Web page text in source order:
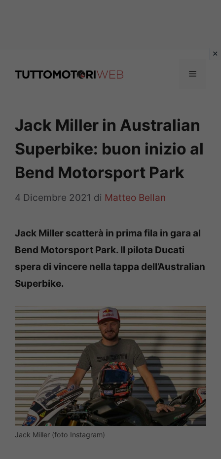
Menu
Jack Miller in Australian
Superbike: buon inizio al
Bend Motorsport Park
4 Dicembre 2021 di Matteo Bellan
Jack Miller scatterà in prima fila in gara al
Bend Motorsport Park. Il pilota Ducati
spera di vincere nella tappa dell’Australian
Superbike.
Jack Miller (foto Instagram)